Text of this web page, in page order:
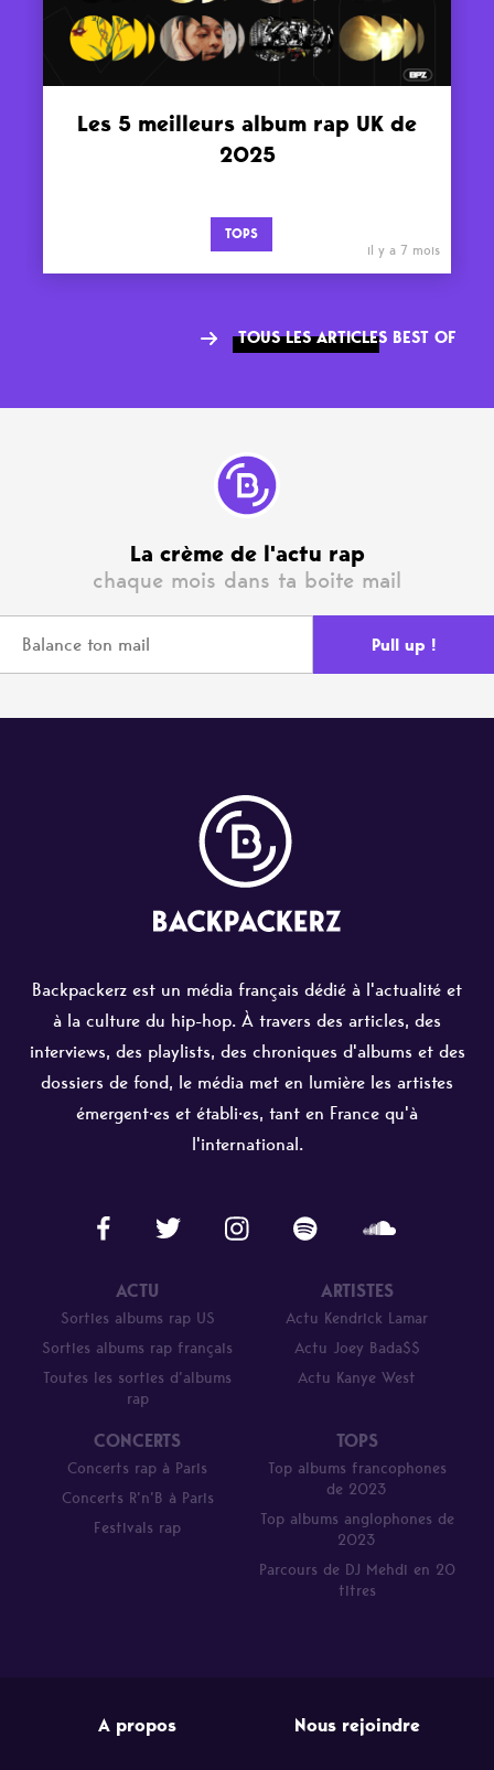
Les 5 meilleurs album rap UK de
2025
TOPS
il y a 7 mois
TOUS LES ARTICLES BEST OF
La crème de l'actu rap
chaque mois dans ta boite mail
Backpackerz est un média français dédié à l'actualité et
à la culture du hip-hop. À travers des articles, des
interviews, des playlists, des chroniques d'albums et des
dossiers de fond, le média met en lumière les artistes
émergent·es et établi·es, tant en France qu'à
l'international.
ACTU
Sorties albums rap US
Sorties albums rap français
Toutes les sorties d’albums
rap
ARTISTES
Actu Kendrick Lamar
Actu Joey Bada$$
Actu Kanye West
CONCERTS
Concerts rap à Paris
Concerts R’n’B à Paris
Festivals rap
TOPS
Top albums francophones
de 2023
Top albums anglophones de
2023
Parcours de DJ Mehdi en 20
titres
A propos Nous rejoindre